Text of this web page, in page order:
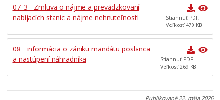
07_3 - Zmluva o nájme a prevádzkovaní
nabíjacích staníc a nájme nehnuteľností
Stiahnuť PDF,
Veľkosť 470 KB
08 - informácia o zániku mandátu poslanca
a nastúpení náhradníka
Stiahnuť PDF,
Veľkosť 269 KB
Publikované 22. mája 2026